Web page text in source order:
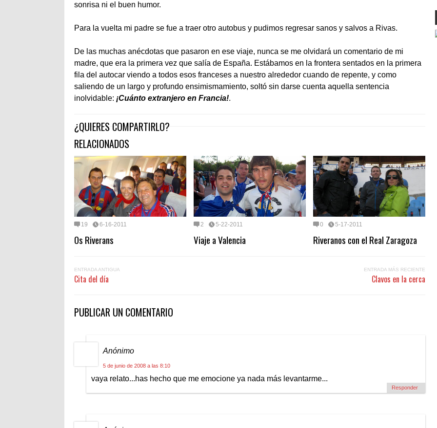
sonrisa ni el buen humor.
Para la vuelta mi padre se fue a traer otro autobus y pudimos regresar sanos y salvos a Rivas.
De las muchas anécdotas que pasaron en ese viaje, nunca se me olvidará un comentario de mi
madre, que era la primera vez que salía de España. Estábamos en la frontera sentados en la primera
fila del autocar viendo a todos esos franceses a nuestro alrededor cuando de repente, y como
saliendo de un largo y profundo ensimismamiento, soltó sin darse cuenta aquella sentencia
inolvidable: ¡Cuánto extranjero en Francia!.
¿QUIERES COMPARTIRLO?
RELACIONADOS
19 6-16-2011
Os Riverans
2 5-22-2011
Viaje a Valencia
0 5-17-2011
Riveranos con el Real Zaragoza
ENTRADA ANTIGUA
Cita del día
ENTRADA MÁS RECIENTE
Clavos en la cerca
PUBLICAR UN COMENTARIO
Anónimo
5 de junio de 2008 a las 8:10
vaya relato...has hecho que me emocione ya nada más levantarme...
Responder